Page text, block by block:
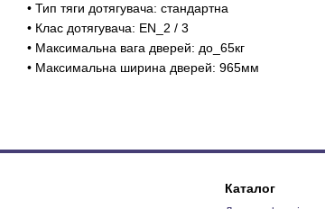
• Тип тяги дотягувача: стандартна
• Клас дотягувача: EN_2 / 3
• Максимальна вага дверей: до_65кг
• Максимальна ширина дверей: 965мм
Каталог